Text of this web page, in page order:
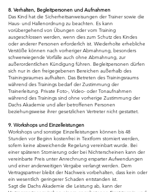
8. Verhalten, Begleitpersonen und Aufnahmen
Das Kind hat die Sicherheitsanweisungen der Trainer sowie die
Haus- und Hallenordnung zu beachten. Es kann
vorübergehend von Übungen oder vom Training
ausgeschlossen werden, wenn dies zum Schutz des Kindes
oder anderer Personen erforderlich ist. Wiederholte erhebliche
Verstöße können nach vorheriger Abmahnung, besonders
schwerwiegende Vorfälle auch ohne Abmahnung, zur
außerordentlichen Kündigung führen. Begleitpersonen dürfen
sich nur in den freigegebenen Bereichen außerhalb des
Trainingsraumes aufhalten. Das Betreten des Trainingsraums
während des Trainings bedarf der Zustimmung der
Trainerleitung. Private Foto-, Video- oder Tonaufnahmen
während des Trainings sind ohne vorherige Zustimmung der
Dachs Akademie und aller betroffenen Personen
beziehungsweise ihrer gesetzlichen Vertreter nicht gestattet.
9. Workshops und Einzelleistungen
Workshops und sonstige Einzelleistungen können bis 48
Stunden vor Beginn kostenfrei in Textform storniert werden,
sofern keine abweichende Regelung vereinbart wurde. Bei
einer späteren Stornierung oder bei Nichterscheinen kann der
vereinbarte Preis unter Anrechnung ersparter Aufwendungen
und einer anderweitigen Vergabe verlangt werden. Dem
Vertragspartner bleibt der Nachweis vorbehalten, dass kein oder
ein wesentlich geringerer Schaden entstanden ist.
Sagt die Dachs Akademie die Leistung ab, kann der